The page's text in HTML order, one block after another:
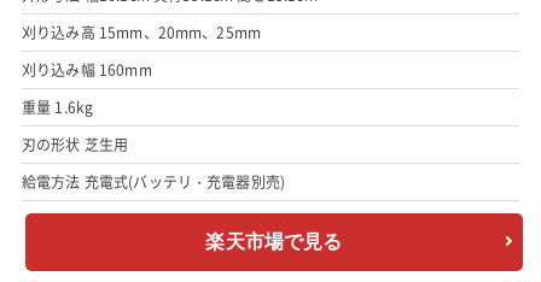
刈り込み高 15mm、20mm、25mm
刈り込み幅 160mm
重量 1.6kg
刃の形状 芝生用
給電方法 充電式(バッテリ・充電器別売)
楽天市場で見る